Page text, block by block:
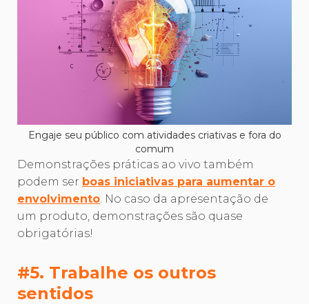
Engaje seu público com atividades criativas e fora do
comum
Demonstrações práticas ao vivo também
podem ser boas iniciativas para aumentar o
envolvimento. No caso da apresentação de
um produto, demonstrações são quase
obrigatórias!
#5. Trabalhe os outros
sentidos